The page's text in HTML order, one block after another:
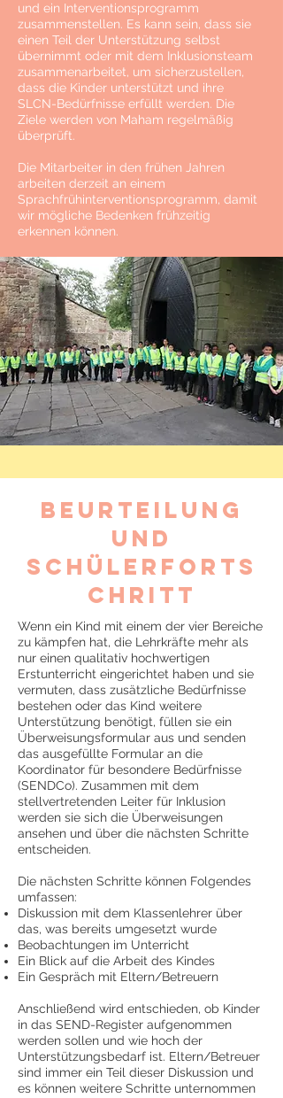
und ein Interventionsprogramm
zusammenstellen. Es kann sein, dass sie
einen Teil der Unterstützung selbst
übernimmt oder mit dem Inklusionsteam
zusammenarbeitet, um sicherzustellen,
dass die Kinder unterstützt und ihre
SLCN-Bedürfnisse erfüllt werden. Die
Ziele werden von Maham regelmäßig
überprüft.
Die Mitarbeiter in den frühen Jahren
arbeiten derzeit an einem
Sprachfrühinterventionsprogramm, damit
wir mögliche Bedenken frühzeitig
erkennen können.
Beurteilung
und
Schülerforts
chritt
Wenn ein Kind mit einem der vier Bereiche
zu kämpfen hat, die Lehrkräfte mehr als
nur einen qualitativ hochwertigen
Erstunterricht eingerichtet haben und sie
vermuten, dass zusätzliche Bedürfnisse
bestehen oder das Kind weitere
Unterstützung benötigt, füllen sie ein
Überweisungsformular aus und senden
das ausgefüllte Formular an die
Koordinator für besondere Bedürfnisse
(SENDCo). Zusammen mit dem
stellvertretenden Leiter für Inklusion
werden sie sich die Überweisungen
ansehen und über die nächsten Schritte
entscheiden.
Die nächsten Schritte können Folgendes
umfassen:
Diskussion mit dem Klassenlehrer über
das, was bereits umgesetzt wurde
Beobachtungen im Unterricht
Ein Blick auf die Arbeit des Kindes
Ein Gespräch mit Eltern/Betreuern
Anschließend wird entschieden, ob Kinder
in das SEND-Register aufgenommen
werden sollen und wie hoch der
Unterstützungsbedarf ist. Eltern/Betreuer
sind immer ein Teil dieser Diskussion und
es können weitere Schritte unternommen